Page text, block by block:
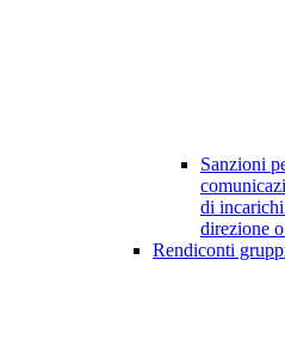
Sanzioni
di
direzione
Rendiconti